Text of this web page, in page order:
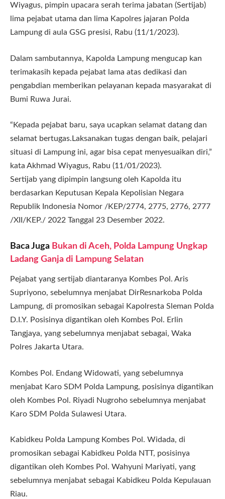
Wiyagus, pimpin upacara serah terima jabatan (Sertijab)
lima pejabat utama dan lima Kapolres jajaran Polda
Lampung di aula GSG presisi, Rabu (11/1/2023).
Dalam sambutannya, Kapolda Lampung mengucap kan
terimakasih kepada pejabat lama atas dedikasi dan
pengabdian memberikan pelayanan kepada masyarakat di
Bumi Ruwa Jurai.
“Kepada pejabat baru, saya ucapkan selamat datang dan
selamat bertugas.Laksanakan tugas dengan baik, pelajari
situasi di Lampung ini, agar bisa cepat menyesuaikan diri,”
kata Akhmad Wiyagus, Rabu (11/01/2023).
Sertijab yang dipimpin langsung oleh Kapolda itu
berdasarkan Keputusan Kepala Kepolisian Negara
Republik Indonesia Nomor /KEP/2774, 2775, 2776, 2777
/XII/KEP./ 2022 Tanggal 23 Desember 2022.
Baca Juga Bukan di Aceh, Polda Lampung Ungkap
Ladang Ganja di Lampung Selatan
Pejabat yang sertijab diantaranya Kombes Pol. Aris
Supriyono, sebelumnya menjabat DirResnarkoba Polda
Lampung, di promosikan sebagai Kapolresta Sleman Polda
D.I.Y. Posisinya digantikan oleh Kombes Pol. Erlin
Tangjaya, yang sebelumnya menjabat sebagai, Waka
Polres Jakarta Utara.
Kombes Pol. Endang Widowati, yang sebelumnya
menjabat Karo SDM Polda Lampung, posisinya digantikan
oleh Kombes Pol. Riyadi Nugroho sebelumnya menjabat
Karo SDM Polda Sulawesi Utara.
Kabidkeu Polda Lampung Kombes Pol. Widada, di
promosikan sebagai Kabidkeu Polda NTT, posisinya
digantikan oleh Kombes Pol. Wahyuni Mariyati, yang
sebelumnya menjabat sebagai Kabidkeu Polda Kepulauan
Riau.